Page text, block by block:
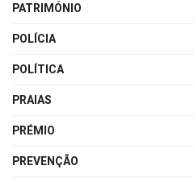
PATRIMÓNIO
POLÍCIA
POLÍTICA
PRAIAS
PRÉMIO
PREVENÇÃO